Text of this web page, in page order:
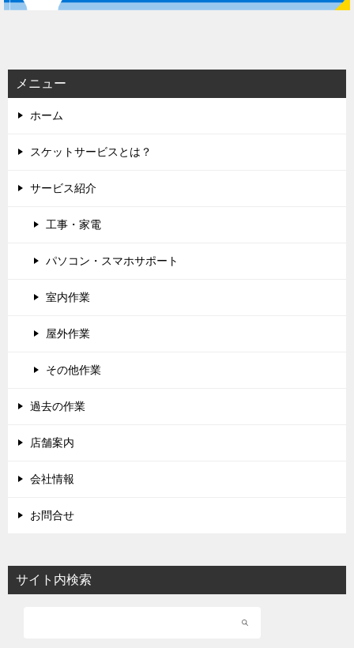
ー
ンメニュー
ホーム
スケットサービスとは？
サービス紹介
工事・家電
パソコン・スマホサポート
室内作業
屋外作業
その他作業
過去の作業
店舗案内
会社情報
お問合せ
サイト内検索